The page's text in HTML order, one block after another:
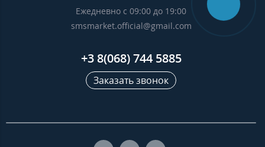
Ежедневно с 09:00 до 19:00
smsmarket.official@gmail.com
+3 8(068) 744 5885
Заказать звонок